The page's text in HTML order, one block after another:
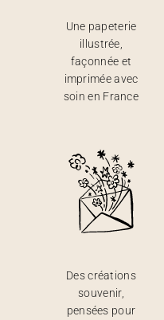
Une papeterie
illustrée,
façonnée et
imprimée avec
soin en France
Des créations
souvenir,
pensées pour